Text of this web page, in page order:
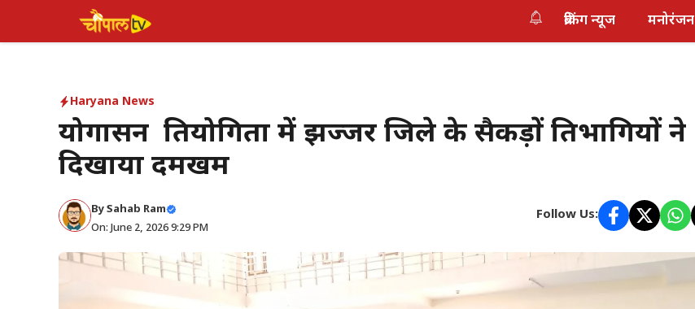
ब्रेकिंग न्यूज मनोरंजन
Haryana News
योगासन प्रतियोगिता में झज्जर जिले के सैकड़ों प्रतिभागियों ने
दिखाया दमखम
By Sahab Ram
On: June 2, 2026 9:29 PM
Follow Us: